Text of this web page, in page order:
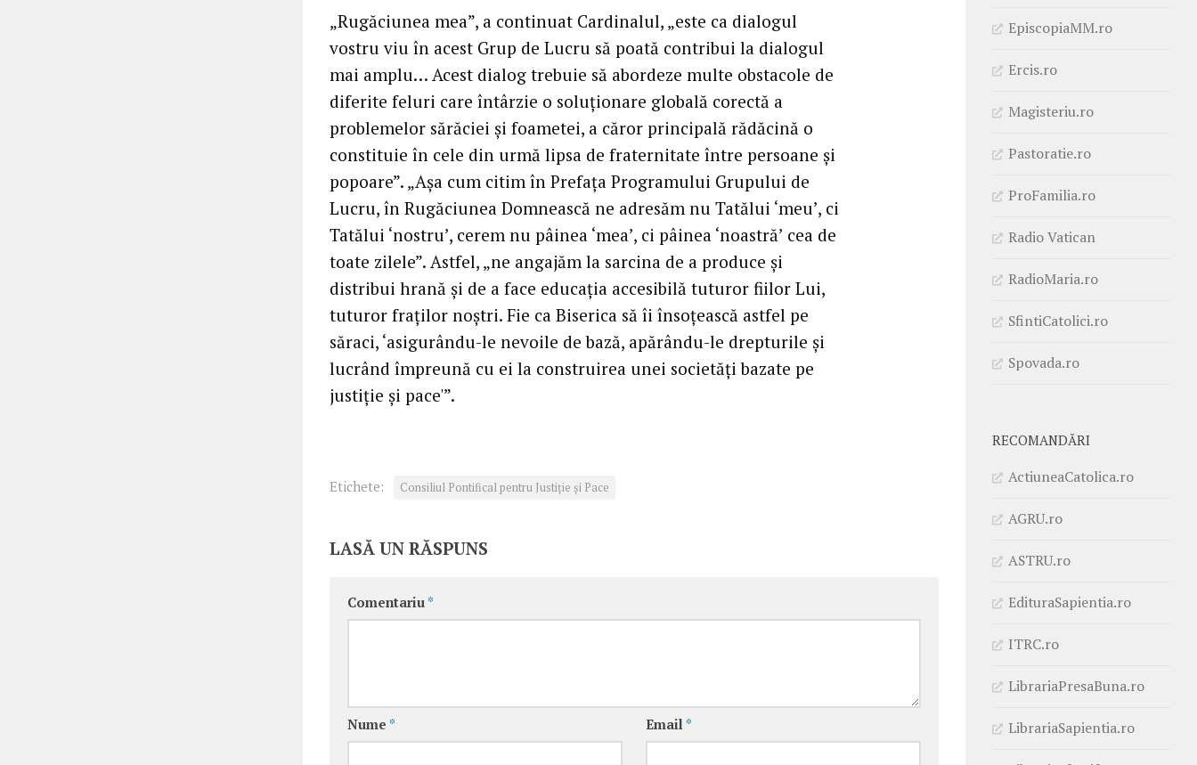
„Rugăciunea mea”, a continuat Cardinalul, „este ca dialogul
vostru viu în acest Grup de Lucru să poată contribui la dialogul
mai amplu… Acest dialog trebuie să abordeze multe obstacole de
diferite feluri care întârzie o soluţionare globală corectă a
problemelor sărăciei şi foametei, a căror principală rădăcină o
constituie în cele din urmă lipsa de fraternitate între persoane şi
popoare”. „Aşa cum citim în Prefaţa Programului Grupului de
Lucru, în Rugăciunea Domnească ne adresăm nu Tatălui ‘meu’, ci
Tatălui ‘nostru’, cerem nu pâinea ‘mea’, ci pâinea ‘noastră’ cea de
toate zilele”. Astfel, „ne angajăm la sarcina de a produce şi
distribui hrană şi de a face educaţia accesibilă tuturor fiilor Lui,
tuturor fraţilor noştri. Fie ca Biserica să îi însoţească astfel pe
săraci, ‘asigurându-le nevoile de bază, apărându-le drepturile şi
lucrând împreună cu ei la construirea unei societăţi bazate pe
justiţie şi pace'”.
Etichete: Consiliul Pontifical pentru Justiţie şi Pace
LASĂ UN RĂSPUNS
Comentariu *
Nume * Email *
EpiscopiaMM.ro
Ercis.ro
Magisteriu.ro
Pastoratie.ro
ProFamilia.ro
Radio Vatican
RadioMaria.ro
SfintiCatolici.ro
Spovada.ro
RECOMANDĂRI
ActiuneaCatolica.ro
AGRU.ro
ASTRU.ro
EdituraSapientia.ro
ITRC.ro
LibrariaPresaBuna.ro
LibrariaSapientia.ro